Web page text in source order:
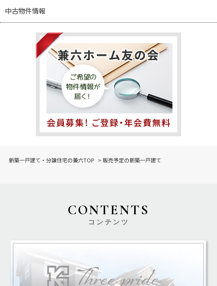
中古物件情報
新築一戸建て・分譲住宅の兼六TOP > 販売予定の新築一戸建て
CONTENTS
コンテンツ